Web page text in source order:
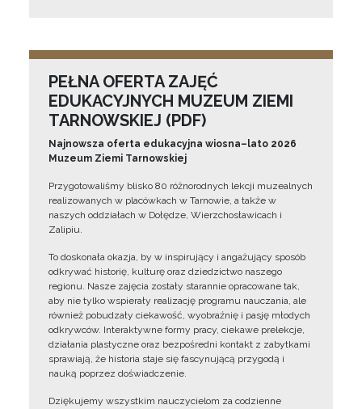
PEŁNA OFERTA ZAJĘĆ
EDUKACYJNYCH MUZEUM ZIEMI
TARNOWSKIEJ (PDF)
Najnowsza oferta edukacyjna wiosna–lato 2026
Muzeum Ziemi Tarnowskiej
Przygotowaliśmy blisko 80 różnorodnych lekcji muzealnych
realizowanych w placówkach w Tarnowie, a także w
naszych oddziałach w Dołędze, Wierzchosławicach i
Zalipiu.
To doskonała okazja, by w inspirujący i angażujący sposób
odkrywać historię, kulturę oraz dziedzictwo naszego
regionu. Nasze zajęcia zostały starannie opracowane tak,
aby nie tylko wspierały realizację programu nauczania, ale
również pobudzały ciekawość, wyobraźnię i pasję młodych
odkrywców. Interaktywne formy pracy, ciekawe prelekcje,
działania plastyczne oraz bezpośredni kontakt z zabytkami
sprawiają, że historia staje się fascynującą przygodą i
nauką poprzez doświadczenie.
Dziękujemy wszystkim nauczycielom za codzienne